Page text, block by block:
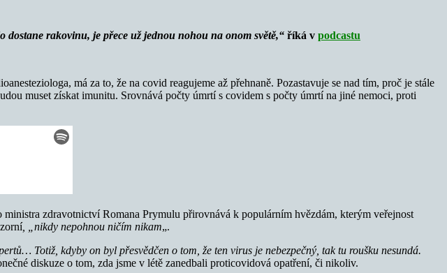
rakovinu, je přece už jednou nohou na onom světě,“ říká v podcastu
má za to, že na covid reagujeme až přehnaně. Pozastavuje se nad tím, proč je stále
muset získat imunitu. Srovnává počty úmrtí s covidem s počty úmrtí na jiné nemoci, proti
zdravotnictví Romana Prymulu přirovnává k populárním hvězdám, kterým veřejnost
, „nikdy nepohnou ničím nikam„.
Totiž, kdyby on byl přesvědčen o tom, že ten virus je nebezpečný, tak tu roušku nesundá.
diskuze o tom, zda jsme v létě zanedbali proticovidová opatření, či nikoliv.